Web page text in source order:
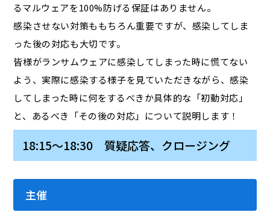
るマルウェアを100%防げる保証はありません。
感染させない対策ももちろん重要ですが、感染してしま
った後の対応も大切です。
皆様がランサムウェアに感染してしまった時に慌てない
よう、実際に感染する様子を見ていただきながら、感染
してしまった時に何をするべきか具体的な「初動対応」
と、あるべき「その後の対応」について説明します！
18:15～18:30 質疑応答、クロージング
主催